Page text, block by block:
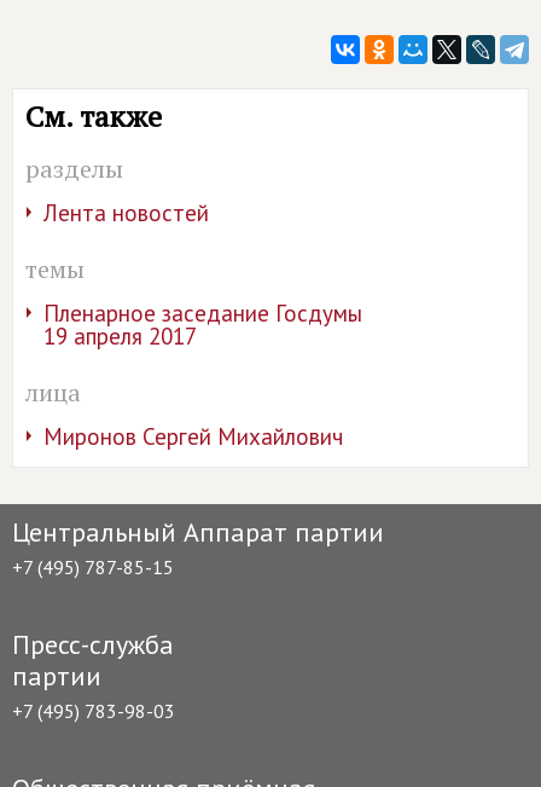
См. также
разделы
Лента новостей
темы
Пленарное заседание Госдумы
19 апреля 2017
лица
Миронов Сергей Михайлович
Центральный Аппарат партии
+7 (495) 787-85-15
Пресс-служба
партии
+7 (495) 783-98-03